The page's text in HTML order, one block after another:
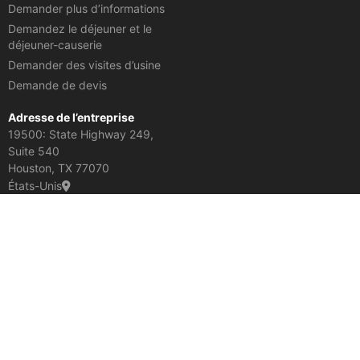
Demander plus d’informations
Demandez le déjeuner et le
déjeuner-causerie
Demander des visites d’usine
Demande de devis
Adresse de l’entreprise
19500: State Highway 249,
Suite 540
Houston, TX 77070
États-Unis